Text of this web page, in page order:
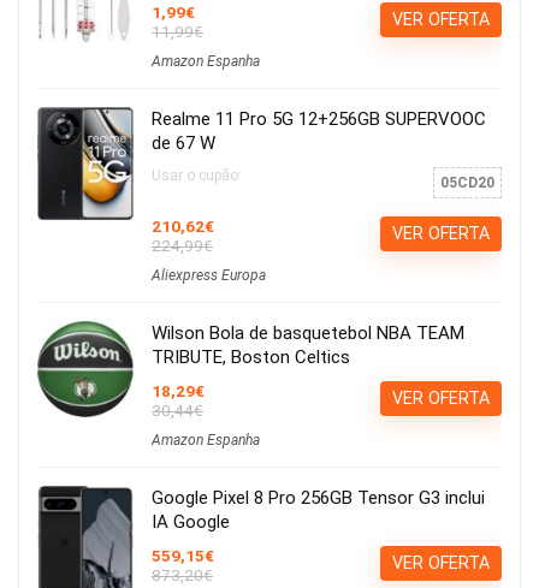
1,99€
11,99€
Amazon Espanha
VER OFERTA
Realme 11 Pro 5G 12+256GB SUPERVOOC
de 67 W
Usar o cupão: 05CD20
210,62€
224,99€
Aliexpress Europa
VER OFERTA
Wilson Bola de basquetebol NBA TEAM
TRIBUTE, Boston Celtics
18,29€
30,44€
Amazon Espanha
VER OFERTA
Google Pixel 8 Pro 256GB Tensor G3 inclui
IA Google
559,15€
873,20€
VER OFERTA